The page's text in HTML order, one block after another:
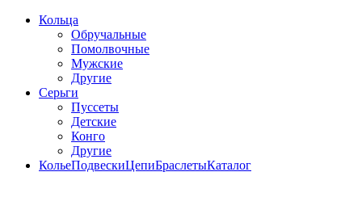
Кольца
Обручальные
Помолвочные
Мужские
Другие
Серьги
Пуссеты
Детские
Конго
Другие
КольеПодвескиЦепиБраслетыКаталог